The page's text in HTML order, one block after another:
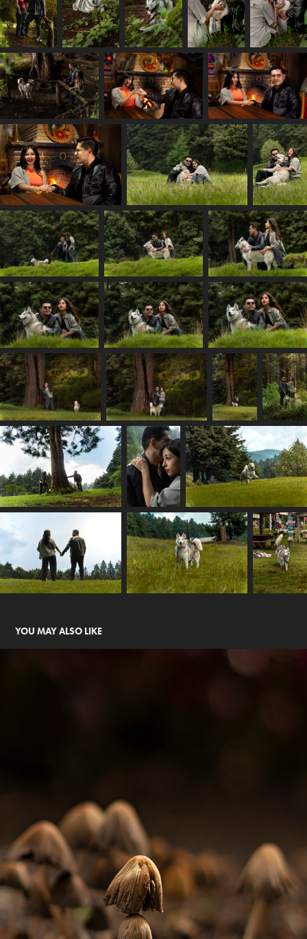
YOU MAY ALSO LIKE
NATURALEZA Y ANIMALES
2021